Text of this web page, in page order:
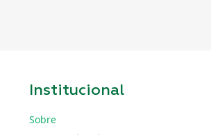
Institucional
Sobre